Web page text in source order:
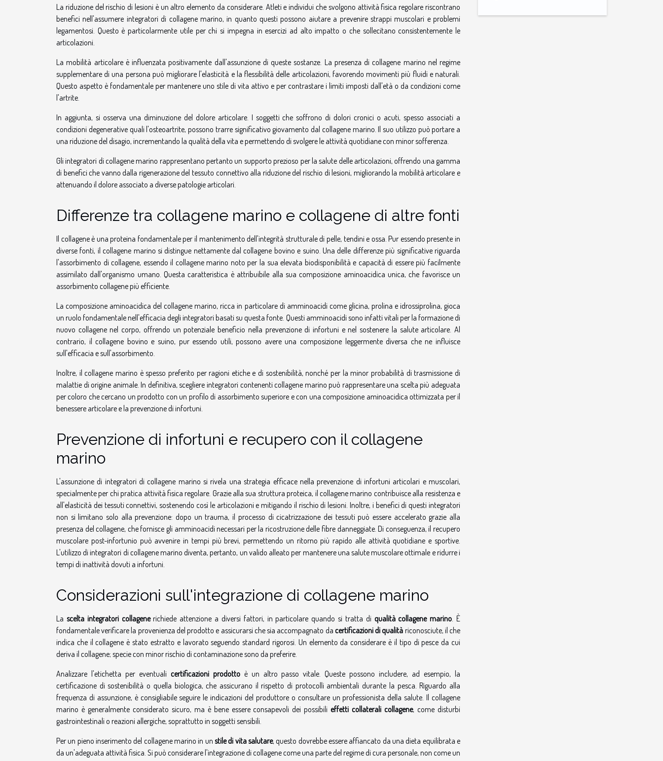
La riduzione del rischio di lesioni è un altro elemento da considerare. Atleti e individui che svolgono attività fisica regolare riscontrano
benefici nell'assumere integratori di collagene marino, in quanto questi possono aiutare a prevenire strappi muscolari e problemi
legamentosi. Questo è particolarmente utile per chi si impegna in esercizi ad alto impatto o che sollecitano consistentemente le
articolazioni.
La mobilità articolare è influenzata positivamente dall'assunzione di queste sostanze. La presenza di collagene marino nel regime
supplementare di una persona può migliorare l'elasticità e la flessibilità delle articolazioni, favorendo movimenti più fluidi e naturali.
Questo aspetto è fondamentale per mantenere uno stile di vita attivo e per contrastare i limiti imposti dall'età o da condizioni come
l'artrite.
In aggiunta, si osserva una diminuzione del dolore articolare. I soggetti che soffrono di dolori cronici o acuti, spesso associati a
condizioni degenerative quali l'osteoartrite, possono trarre significativo giovamento dal collagene marino. Il suo utilizzo può portare a
una riduzione del disagio, incrementando la qualità della vita e permettendo di svolgere le attività quotidiane con minor sofferenza.
Gli integratori di collagene marino rappresentano pertanto un supporto prezioso per la salute delle articolazioni, offrendo una gamma
di benefici che vanno dalla rigenerazione del tessuto connettivo alla riduzione del rischio di lesioni, migliorando la mobilità articolare e
attenuando il dolore associato a diverse patologie articolari.
Differenze tra collagene marino e collagene di altre fonti
Il collagene è una proteina fondamentale per il mantenimento dell'integrità strutturale di pelle, tendini e ossa. Pur essendo presente in
diverse fonti, il collagene marino si distingue nettamente dal collagene bovino e suino. Una delle differenze più significative riguarda
l'assorbimento di collagene, essendo il collagene marino noto per la sua elevata biodisponibilità e capacità di essere più facilmente
assimilato dall'organismo umano. Questa caratteristica è attribuibile alla sua composizione aminoacidica unica, che favorisce un
assorbimento collagene più efficiente.
La composizione aminoacidica del collagene marino, ricca in particolare di amminoacidi come glicina, prolina e idrossiprolina, gioca
un ruolo fondamentale nell'efficacia degli integratori basati su questa fonte. Questi amminoacidi sono infatti vitali per la formazione di
nuovo collagene nel corpo, offrendo un potenziale beneficio nella prevenzione di infortuni e nel sostenere la salute articolare. Al
contrario, il collagene bovino e suino, pur essendo utili, possono avere una composizione leggermente diversa che ne influisce
sull'efficacia e sull'assorbimento.
Inoltre, il collagene marino è spesso preferito per ragioni etiche e di sostenibilità, nonché per la minor probabilità di trasmissione di
malattie di origine animale. In definitiva, scegliere integratori contenenti collagene marino può rappresentare una scelta più adeguata
per coloro che cercano un prodotto con un profilo di assorbimento superiore e con una composizione aminoacidica ottimizzata per il
benessere articolare e la prevenzione di infortuni.
Prevenzione di infortuni e recupero con il collagene
marino
L'assunzione di integratori di collagene marino si rivela una strategia efficace nella prevenzione di infortuni articolari e muscolari,
specialmente per chi pratica attività fisica regolare. Grazie alla sua struttura proteica, il collagene marino contribuisce alla resistenza e
all'elasticità dei tessuti connettivi, sostenendo così le articolazioni e mitigando il rischio di lesioni. Inoltre, i benefici di questi integratori
non si limitano solo alla prevenzione: dopo un trauma, il processo di cicatrizzazione dei tessuti può essere accelerato grazie alla
presenza del collagene, che fornisce gli amminoacidi necessari per la ricostruzione delle fibre danneggiate. Di conseguenza, il recupero
muscolare post-infortunio può avvenire in tempi più brevi, permettendo un ritorno più rapido alle attività quotidiane e sportive.
L'utilizzo di integratori di collagene marino diventa, pertanto, un valido alleato per mantenere una salute muscolare ottimale e ridurre i
tempi di inattività dovuti a infortuni.
Considerazioni sull'integrazione di collagene marino
La scelta integratori collagenerichiede attenzione a diversi fattori, in particolare quando si tratta di qualità collagene marino. È
fondamentale verificare la provenienza del prodotto e assicurarsi che sia accompagnato da certificazioni di qualità riconosciute, il che
indica che il collagene è stato estratto e lavorato seguendo standard rigorosi. Un elemento da considerare è il tipo di pesce da cui
deriva il collagene; specie con minor rischio di contaminazione sono da preferire.
Analizzare l'etichetta per eventuali certificazioni prodottoè un altro passo vitale. Queste possono includere, ad esempio, la
certificazione di sostenibilità o quella biologica, che assicurano il rispetto di protocolli ambientali durante la pesca. Riguardo alla
frequenza di assunzione, è consigliabile seguire le indicazioni del produttore o consultare un professionista della salute. Il collagene
marino è generalmente considerato sicuro, ma è bene essere consapevoli dei possibilieffetti collaterali collagene, come disturbi
gastrointestinali o reazioni allergiche, soprattutto in soggetti sensibili.
Per un pieno inserimento del collagene marino in un stile di vita salutare, questo dovrebbe essere affiancato da una dieta equilibrata e
da un'adeguata attività fisica. Si può considerare l'integrazione di collagene come una parte del regime di cura personale, non come un